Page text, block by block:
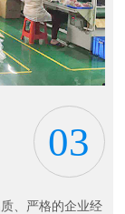
03
、严格的企业经